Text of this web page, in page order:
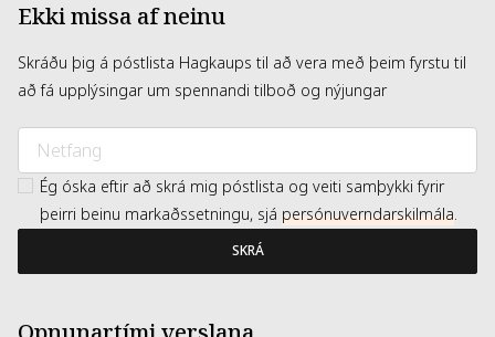
Ekki missa af neinu
Skráðu þig á póstlista Hagkaups til að vera með þeim fyrstu til
að fá upplýsingar um spennandi tilboð og nýjungar
Ég óska eftir að skrá mig póstlista og veiti samþykki fyrir
þeirri beinu markaðssetningu, sjá persónuverndarskilmála.
SKRÁ